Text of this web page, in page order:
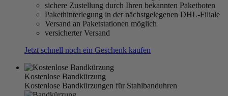
sichere Zustellung durch Ihren bekannten Paketboten
Pakethinterlegung in der nächstgelegenen DHL-Filiale
Versand an Paketstationen möglich
versicherter Versand
Jetzt schnell noch ein Geschenk kaufen
Kostenlose Bandkürzung
Kostenlose Bandkürzungen für Stahlbanduhren